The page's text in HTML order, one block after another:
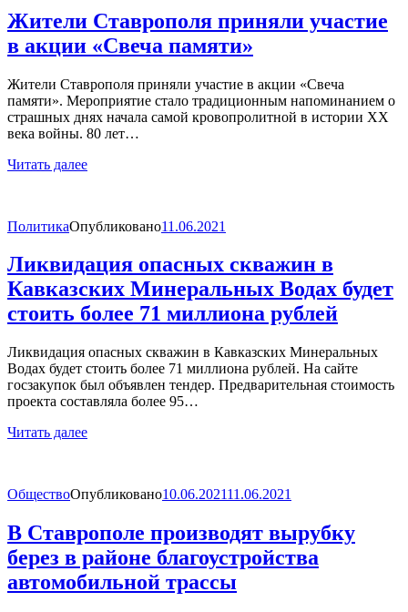
Жители Ставрополя приняли участие
в акции «Свеча памяти»
Жители Ставрополя приняли участие в акции «Свеча
памяти». Мероприятие стало традиционным напоминанием о
страшных днях начала самой кровопролитной в истории XX
века войны. 80 лет…
Читать далее
ПолитикаОпубликовано11.06.2021
Ликвидация опасных скважин в
Кавказских Минеральных Водах будет
стоить более 71 миллиона рублей
Ликвидация опасных скважин в Кавказских Минеральных
Водах будет стоить более 71 миллиона рублей. На сайте
госзакупок был объявлен тендер. Предварительная стоимость
проекта составляла более 95…
Читать далее
ОбществоОпубликовано10.06.202111.06.2021
В Ставрополе производят вырубку
берез в районе благоустройства
автомобильной трассы